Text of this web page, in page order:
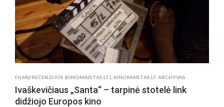
FILMŲ RECENZIJOS (KINOMAISTAS.LT) KINOMAISTAS.LT ARCHYVAS
Ivaškevičiaus „Santa“ – tarpinė stotelė link
didžiojo Europos kino